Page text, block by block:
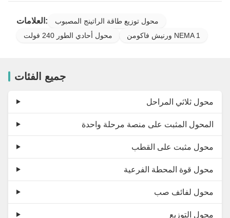
العلامات:
محول توزيع طاقة الراتينج المصبوب
محول أحادي الطور 240 فولت
ورنيش فاكومن NEMA 1
جميع الفئات
محول ثلاثي المراحل
المحول المثبت على منصة مرحلة واحدة
محول مثبت على القطب
محول قوة المحطة الفرعية
محول لفائف صب
محول التوزيع